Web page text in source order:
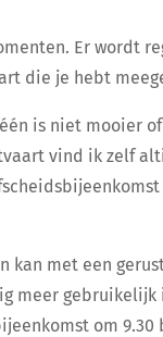
Er wordt
die je hebt
is niet mooier
vind ik zelf
kan met een
meer gebruikelijk
om 9.30